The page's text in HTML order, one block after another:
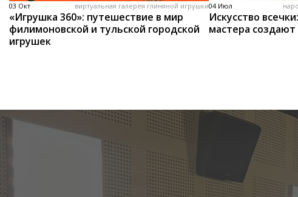
03 Окт виртуальная галерея глиняной игрушки
«Игрушка 360»: путешествие в мир
филимоновской и тульской городской
игрушек
04 Июл
Искусство
мастера создают